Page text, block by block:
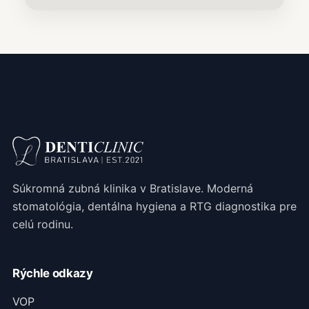
Súkromná zubná klinika v Bratislave. Moderná
stomatológia, dentálna hygiena a RTG diagnostika pre
celú rodinu.
Rýchle odkazy
VOP